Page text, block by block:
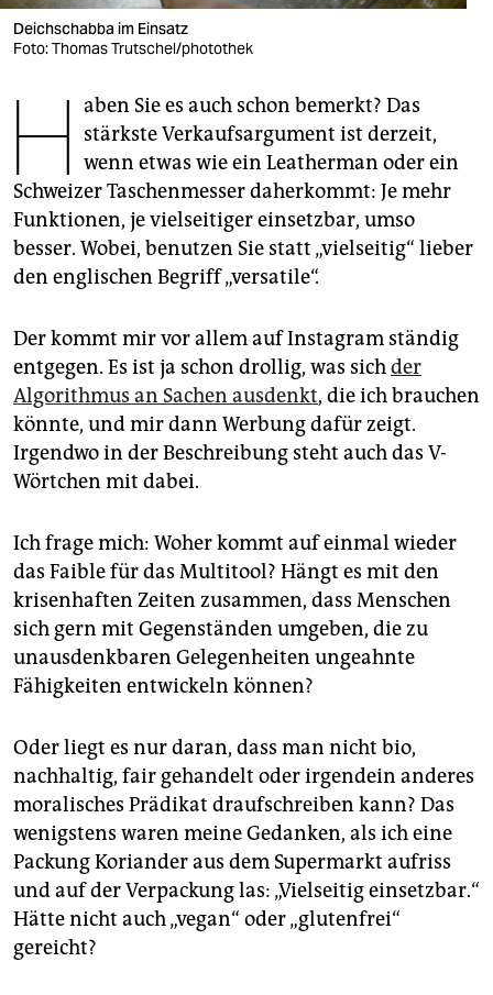
fragen & hilfe
abo
genossenschaft
epaper login
Deichschabba im Einsatz
Foto: Thomas Trutschel/photothek
H aben Sie es auch schon bemerkt? Das
stärkste Verkaufsargument ist derzeit,
wenn etwas wie ein Leatherman oder ein
Schweizer Taschenmesser daherkommt: Je mehr
Funktionen, je vielseitiger einsetzbar, umso
besser. Wobei, benutzen Sie statt „vielseitig“ lieber
den englischen Begriff „versatile“.
Der kommt mir vor allem auf Instagram ständig
entgegen. Es ist ja schon drollig, was sichder
Algorithmus an Sachen ausdenkt, die ich brauchen
könnte, und mir dann Werbung dafür zeigt.
Irgendwo in der Beschreibung steht auch das V-
Wörtchen mit dabei.
Ich frage mich: Woher kommt auf einmal wieder
das Faible für das Multitool? Hängt es mit den
krisenhaften Zeiten zusammen, dass Menschen
sich gern mit Gegenständen umgeben, die zu
unausdenkbaren Gelegenheiten ungeahnte
Fähigkeiten entwickeln können?
Oder liegt es nur daran, dass man nicht bio,
nachhaltig, fair gehandelt oder irgendein anderes
moralisches Prädikat draufschreiben kann? Das
wenigstens waren meine Gedanken, als ich eine
Packung Koriander aus dem Supermarkt aufriss
und auf der Verpackung las: „Vielseitig einsetzbar.“
Hätte nicht auch „vegan“ oder „glutenfrei“
gereicht?